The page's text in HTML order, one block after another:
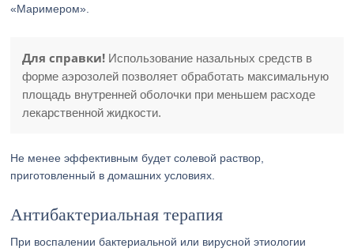
«Маримером».
Для справки! Использование назальных средств в
форме аэрозолей позволяет обработать максимальную
площадь внутренней оболочки при меньшем расходе
лекарственной жидкости.
Не менее эффективным будет солевой раствор,
приготовленный в домашних условиях.
Антибактериальная терапия
При воспалении бактериальной или вирусной этиологии